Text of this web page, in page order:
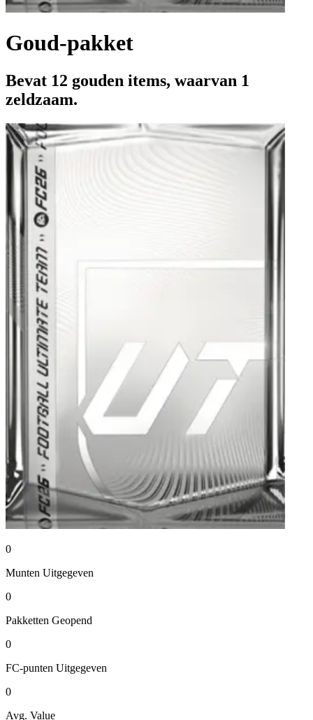
Goud-pakket
Bevat 12 gouden items, waarvan 1
zeldzaam.
0
Munten Uitgegeven
0
Pakketten Geopend
0
FC-punten Uitgegeven
0
Avg. Value